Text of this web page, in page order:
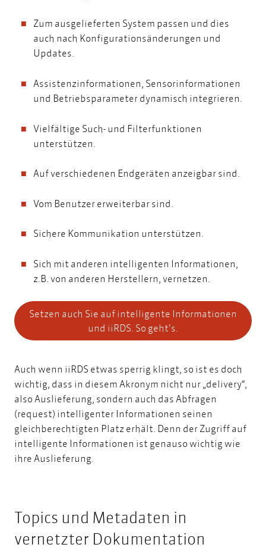
Zum ausgelieferten System passen und dies
auch nach Konfigurationsänderungen und
Updates.
Assistenzinformationen, Sensorinformationen
und Betriebsparameter dynamisch integrieren.
Vielfältige Such- und Filterfunktionen
unterstützen.
Auf verschiedenen Endgeräten anzeigbar sind.
Vom Benutzer erweiterbar sind.
Sichere Kommunikation unterstützen.
Sich mit anderen intelligenten Informationen,
z.B. von anderen Herstellern, vernetzen.
Setzen auch Sie auf intelligente Informationen
und iiRDS. So geht's.
Auch wenn iiRDS etwas sperrig klingt, so ist es doch
wichtig, dass in diesem Akronym nicht nur „delivery“,
also Auslieferung, sondern auch das Abfragen
(request) intelligenter Informationen seinen
gleichberechtigten Platz erhält. Denn der Zugriff auf
intelligente Informationen ist genauso wichtig wie
ihre Auslieferung.
Topics und Metadaten in
vernetzter Dokumentation